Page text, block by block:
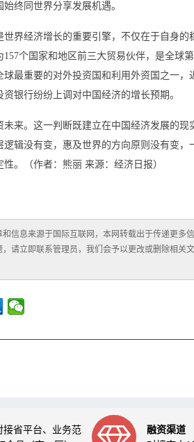
终同世界分享发展机遇。
世界经济增长的重要引擎，不仅在于自身
157个国家和地区前三大贸易伙伴，是全球
球最重要的对外投资国和利用外资国之一
银行纷纷上调对中国经济的增长预期。
未来。这一判断既建立在中国经济发展的
逻辑没有变，惠及世界的方向原则没有变
。（作者：熊丽 来源：经济日报）
信息来源于国际互联网，本网转载出于传递更
请立即联系管理员，我们会予以更改或删除相
接省平台、业务范
融资渠道